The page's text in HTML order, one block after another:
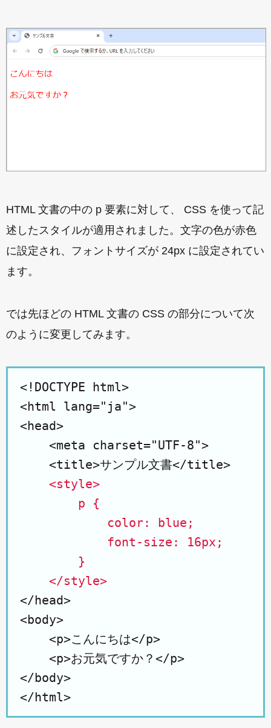
HTML 文書の中の p 要素に対して、 CSS を使って記
述したスタイルが適用されました。文字の色が赤色
に設定され、フォントサイズが 24px に設定されてい
ます。
では先ほどの HTML 文書の CSS の部分について次
のように変更してみます。
<!DOCTYPE html>
<html lang="ja">
<head>
    <meta charset="UTF-8">
    <title>サンプル文書</title>
<style>
        p {
            color: blue;
            font-size: 16px;
        }
    </style>
</head>
<body>
    <p>こんにちは</p>
    <p>お元気ですか？</p>
</body>